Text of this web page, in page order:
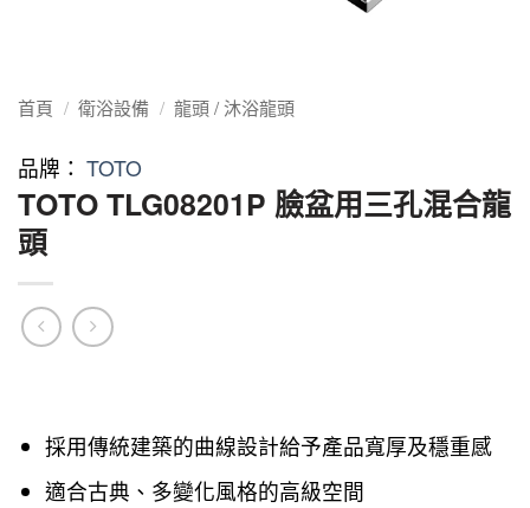
首頁 / 衛浴設備 / 龍頭 / 沐浴龍頭
品牌： TOTO
TOTO TLG08201P 臉盆用三孔混合龍
頭
採用傳統建築的曲線設計給予產品寬厚及穩重感
適合古典、多變化風格的高級空間